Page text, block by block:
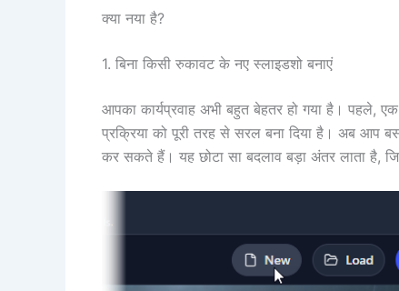
क्या नया है?
1. बिना किसी रुकावट के नए स्लाइडशो बनाएं
आपका कार्यप्रवाह अभी बहुत बेहतर हो गया है।
प्रक्रिया को पूरी तरह से सरल बना दिया है। अब आप
कर सकते हैं। यह छोटा सा बदलाव बड़ा अंतर लाता है,